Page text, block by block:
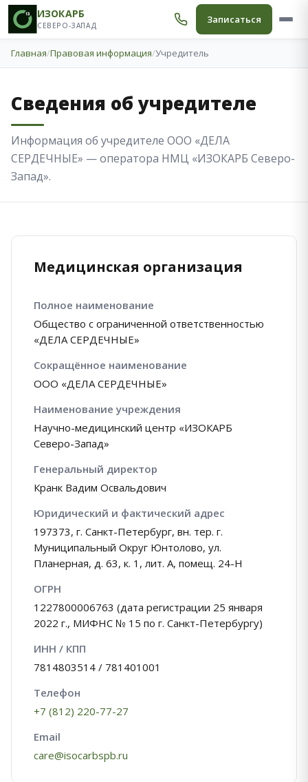
ИЗОКАРБ
СЕВЕРО-ЗАПАД Записаться
Главная/Правовая информация/Учредитель
Сведения об учредителе
Информация об учредителе ООО «ДЕЛА
СЕРДЕЧНЫЕ» — оператора НМЦ «ИЗОКАРБ Северо-
Запад».
Медицинская организация
Полное наименование
Общество с ограниченной ответственностью
«ДЕЛА СЕРДЕЧНЫЕ»
Сокращённое наименование
ООО «ДЕЛА СЕРДЕЧНЫЕ»
Наименование учреждения
Научно-медицинский центр «ИЗОКАРБ
Северо-Запад»
Генеральный директор
Кранк Вадим Освальдович
Юридический и фактический адрес
197373, г. Санкт-Петербург, вн. тер. г.
Муниципальный Округ Юнтолово, ул.
Планерная, д. 63, к. 1, лит. А, помещ. 24-Н
ОГРН
1227800006763 (дата регистрации 25 января
2022 г., МИФНС № 15 по г. Санкт-Петербургу)
ИНН / КПП
7814803514 / 781401001
Телефон
+7 (812) 220-77-27
Email
care@isocarbspb.ru